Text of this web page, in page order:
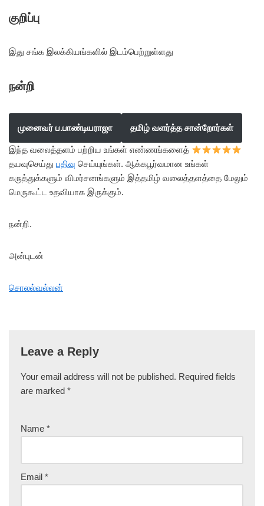
குறிப்பு
இது சங்க இலக்கியங்களில் இடம்பெற்றுள்ளது
நன்றி
முனைவர் ப.பாண்டியராஜா தமிழ் வளர்த்த சான்றோர்கள்
இந்த வலைத்தளம் பற்றிய உங்கள் எண்ணங்களைத்
தயவுசெய்து பதிவு செய்யுங்கள். ஆக்கபூர்வமான உங்கள்
கருத்துக்களும் விமர்சனங்களும் இத்தமிழ் வலைத்தளத்தை மேலும்
மெருகூட்ட உதவியாக இருக்கும்.
நன்றி.
அன்புடன்
சொலல்வல்லன்
Leave a Reply
Your email address will not be published. Required fields
are marked *
Name *
Email *